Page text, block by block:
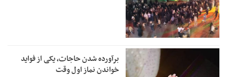
برآورده شدن حاجات، یکی از فواید
خواندن نماز اول وقت